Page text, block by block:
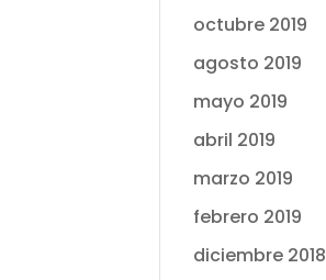
octubre 2019
agosto 2019
mayo 2019
abril 2019
marzo 2019
febrero 2019
diciembre 2018